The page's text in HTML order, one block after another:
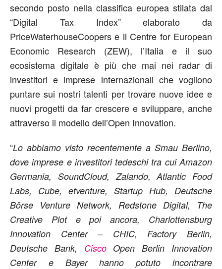
secondo posto nella classifica europea stilata dal
“Digital Tax Index” elaborato da
PriceWaterhouseCoopers e il Centre for European
Economic Research (ZEW), l’Italia e il suo
ecosistema digitale è più che mai nei radar di
investitori e imprese internazionali che vogliono
puntare sui nostri talenti per trovare nuove idee e
nuovi progetti da far crescere e sviluppare, anche
attraverso il modello dell’Open Innovation.
“Lo abbiamo visto recentemente a Smau Berlino,
dove imprese e investitori tedeschi tra cui Amazon
Germania, SoundCloud, Zalando, Atlantic Food
Labs, Cube, etventure, Startup Hub, Deutsche
Börse Venture Network, Redstone Digital, The
Creative Plot e poi ancora, Charlottensburg
Innovation Center – CHIC, Factory Berlin,
Deutsche Bank, Cisco Open Berlin Innovation
Center e Bayer hanno potuto incontrare